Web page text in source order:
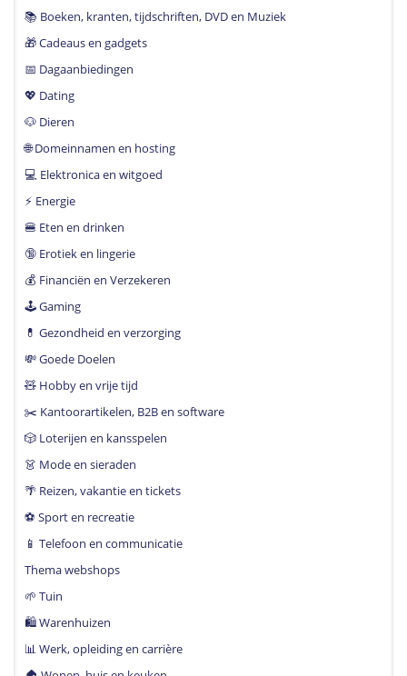
📚 Boeken, kranten, tijdschriften, DVD en Muziek
🎁 Cadeaus en gadgets
📅 Dagaanbiedingen
💖 Dating
🐶 Dieren
🌐 Domeinnamen en hosting
💻 Elektronica en witgoed
⚡️ Energie
🍔 Eten en drinken
🔞 Erotiek en lingerie
💰 Financiën en Verzekeren
🕹 Gaming
💊 Gezondheid en verzorging
💸 Goede Doelen
🧸 Hobby en vrije tijd
✂️ Kantoorartikelen, B2B en software
🎲 Loterijen en kansspelen
👗 Mode en sieraden
🌴 Reizen, vakantie en tickets
⚽️ Sport en recreatie
📱 Telefoon en communicatie
Thema webshops
🌱 Tuin
🛍 Warenhuizen
📊 Werk, opleiding en carrière